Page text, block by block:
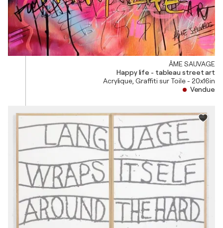
ÂME SAUVAGE
Happy life - tableau street art
Acrylique, Graffiti sur Toile - 20x16in
Vendue